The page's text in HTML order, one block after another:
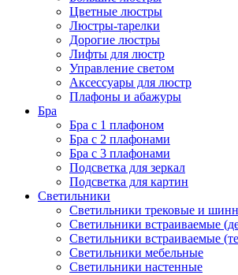
Цветные люстры
Люстры-тарелки
Дорогие люстры
Лифты для люстр
Управление светом
Аксессуары для люстр
Плафоны и абажуры
Бра
Бра с 1 плафоном
Бра с 2 плафонами
Бра с 3 плафонами
Подсветка для зеркал
Подсветка для картин
Светильники
Светильники трековые и
Светильники встраиваемые
Светильники встраиваемые
Светильники мебельные
Светильники настенные